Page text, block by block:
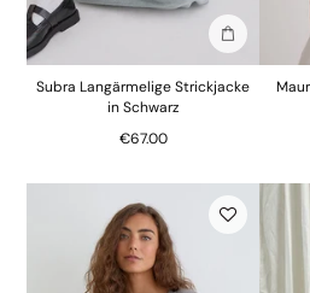
In die
Subra Langärmelige Strickjacke
in Schwarz
€67.00